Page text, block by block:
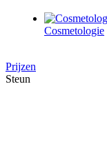
Cosmetologie
Prijzen
Steun